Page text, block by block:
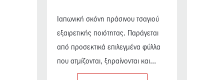
Ιαπωνική σκόνη πράσινου τσαγιού
εξαιρετικής ποιότητας. Παράγεται
από προσεκτικά επιλεγμένα φύλλα
που ατμίζονται, ξηραίνονται και...